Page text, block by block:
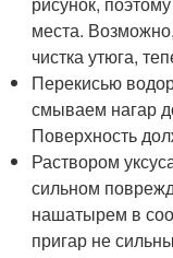
места.
чистка утюга,
Перекисью
смываем нагар
Поверхность
Раствором
сильном
нашатырем в
пригар не